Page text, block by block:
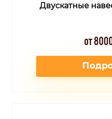
Двускатные
от